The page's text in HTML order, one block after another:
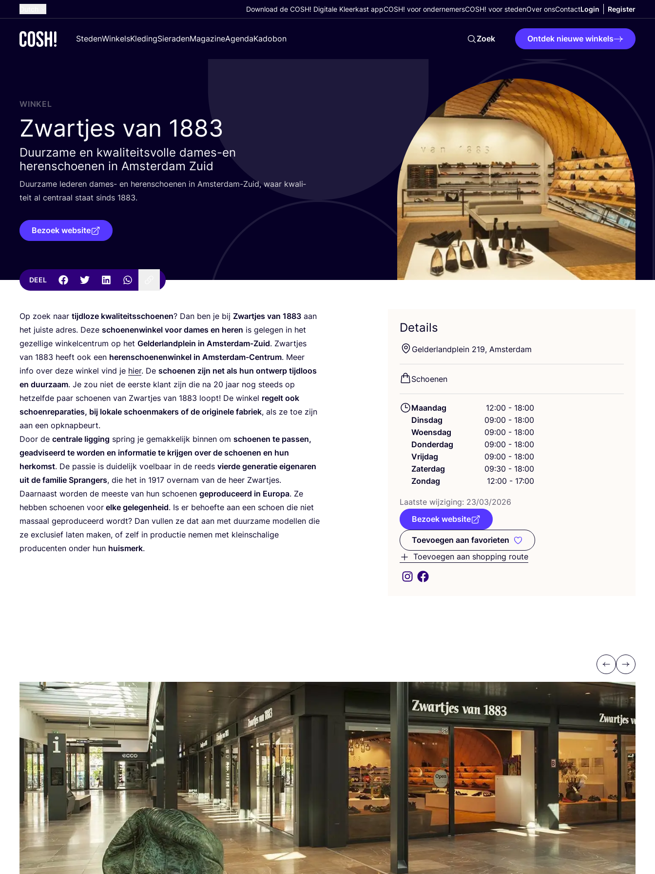
French
Croatian
Download de COSH! Digitale Kleerkast appCOSH! voor ondernemersCOSH! voor stedenOver onsContactLogin Register
StedenWinkelsKledingSieradenMagazineAgendaKadobon Zoek Ontdek nieuwe winkels
WINKEL
Zwartjes van 1883
Duurzame en kwaliteitsvolle dames-en
herenschoenen in Amsterdam Zuid
Duur­za­me lede­ren dames- en heren­schoe­nen in Amster­dam-Zuid, waar kwa­li­
teit al cen­traal staat sinds 1883.
Bezoek website
DEEL
Op zoek naar tijd­lo­ze kwa­li­teits­schoe­nen? Dan ben je bij Zwart­jes van 1883 aan
het juis­te adres. Deze schoe­nen­win­kel voor dames en heren is gele­gen in het
gezel­li­ge win­kel­cen­trum op het Gel­der­land­plein in Amster­dam-Zuid. Zwart­jes
van 1883 heeft ook een heren­schoe­nen­win­kel in Amster­dam-Cen­trum. Meer
info over deze win­kel vind je hier. De schoe­nen zijn net als hun ont­werp tijd­loos
en duur­zaam. Je zou niet de eer­ste klant zijn die na 20 jaar nog steeds op
het­zelf­de paar schoe­nen van Zwart­jes van 1883 loopt! De win­kel regelt ook
schoen­re­pa­ra­ties, bij loka­le schoen­ma­kers of de ori­gi­ne­le fabriek, als ze toe zijn
aan een opknapbeurt.
Door de cen­tra­le lig­ging spring je gemak­ke­lijk bin­nen om schoe­nen te pas­sen,
gead­vi­seerd te wor­den en infor­ma­tie te krij­gen over de schoe­nen en hun
her­komst. De pas­sie is dui­de­lijk voel­baar in de reeds vier­de gene­ra­tie eige­na­ren
uit de fami­lie Spran­gers, die het in 1917 over­nam van de heer Zwartjes.
Daar­naast wor­den de mees­te van hun schoe­nen gepro­du­ceerd in Euro­pa. Ze
heb­ben schoe­nen voor elke gele­gen­heid. Is er behoef­te aan een schoen die niet
mas­saal gepro­du­ceerd wordt? Dan vul­len ze dat aan met duur­za­me model­len die
ze exclu­sief laten maken, of zelf in pro­duc­tie nemen met klein­scha­li­ge
pro­du­cen­ten onder hun huis­merk.
Details
Gel­der­land­plein 219, Amsterdam
Schoe­nen
Maandag
12:00 - 18:00
Dinsdag
09:00 - 18:00
Woensdag
09:00 - 18:00
Donderdag
09:00 - 18:00
Vrijdag
09:00 - 18:00
Zaterdag
09:30 - 18:00
Zondag
12:00 - 17:00
Laat­ste wij­zi­ging: 23/03/2026
Bezoek website
Toevoegen aan favorieten
Toevoegen aan favorieten
Toevoegen aan shopping route
Previous
Next